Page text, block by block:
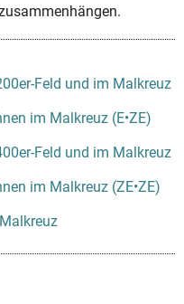
Feld und im Malkreuz
im Malkreuz (E•ZE)
Feld und im Malkreuz
im Malkreuz (ZE•ZE)